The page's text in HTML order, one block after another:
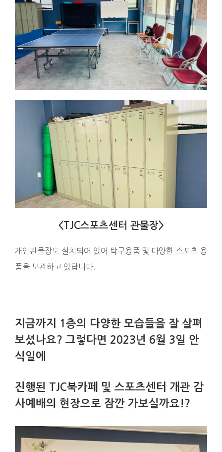
<TJC스포츠센터 관물장>
개인관물장도 설치되어 있어 탁구용품 및 다양한 스포츠 용
품을 보관하고 있답니다.
지금까지 1층의 다양한 모습들을 잘 살펴
보셨나요? 그렇다면 2023년 6월 3일 안
식일에
진행된 TJC북카페 및 스포츠센터 개관 감
사예배의 현장으로 잠깐 가보실까요!?